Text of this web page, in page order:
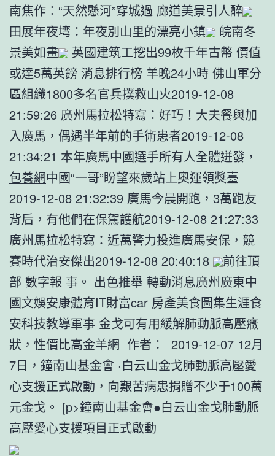
南焦作：“天然懸河”穿城過 廊道美景引人醉
田展年夜塆：年夜別山里的漂亮小鎮
皖南冬
景美如畫
英國建筑工挖出99枚千年古幣 價值
或達5萬英鎊 消息排行榜 羊晚24小時 佛山軍分
區組織1800多名官兵撲救山火2019-12-08
21:59:26 廣州馬拉松特寫：好巧！大夫餐與加
入廣馬，偶遇半年前的手術患者2019-12-08
21:34:21 本年廣馬中國選手所有人全體迸發，
包養網中國“一哥”盼望來歲站上奧運領獎臺
2019-12-08 21:32:39 廣馬今晨開跑，3萬跑友
背后，有他們在保駕護航2019-12-08 21:27:33
廣州馬拉松特寫：近萬警力投進廣馬安保，競
賽時代治安傑出2019-12-08 20:40:18
前往頂
部 數字報 事。 出色推舉 轉動消息廣州廣東中
國文娛安康體育IT財富car 房產美食圖集生涯食
安科技教導軍事 金戈可有用緩解肺動脈高壓癥
狀，性價比高金羊網 作者： 2019-12-07 12月
7日，鐘南山基金會 ·白云山金戈肺動脈高壓愛
心支援正式啟動，向艱苦病患捐贈不少于100萬
元金戈。 [p>鐘南山基金會●白云山金戈肺動脈
高壓愛心支援項目正式啟動